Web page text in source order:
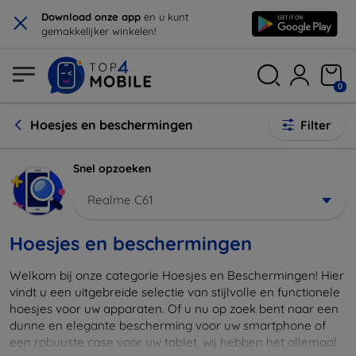
× Download onze app en u kunt
gemakkelijker winkelen!
0
Hoesjes en beschermingen Filter
Snel opzoeken
Realme C61
Hoesjes en beschermingen
Welkom bij onze categorie Hoesjes en Beschermingen! Hier
vindt u een uitgebreide selectie van stijlvolle en functionele
hoesjes voor uw apparaten. Of u nu op zoek bent naar een
dunne en elegante bescherming voor uw smartphone of
een robuuste case voor uw tablet, wij hebben het allemaal.